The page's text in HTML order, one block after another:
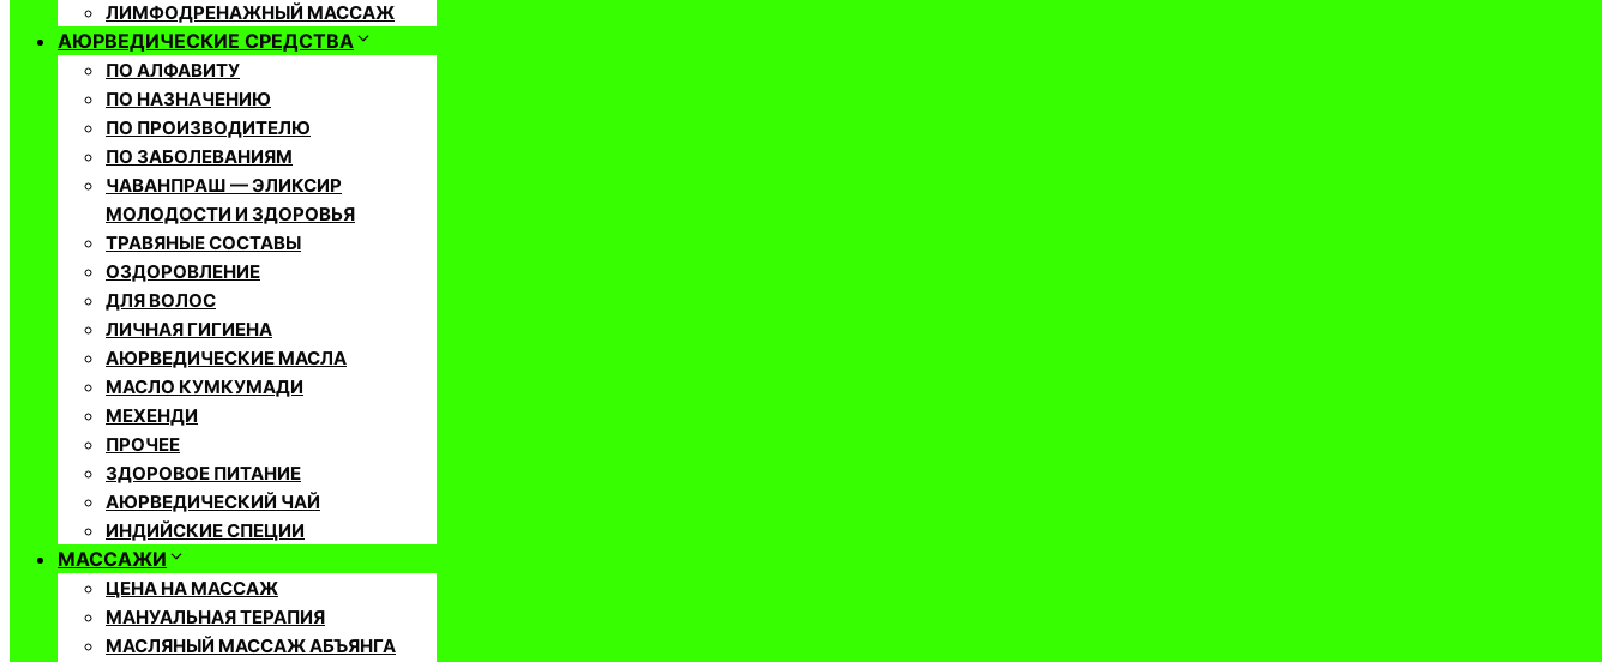
ЛИМФОДРЕНАЖНЫЙ МАССАЖ
АЮРВЕДИЧЕСКИЕ СРЕДСТВА
ПО АЛФАВИТУ
ПО НАЗНАЧЕНИЮ
ПО ПРОИЗВОДИТЕЛЮ
ПО ЗАБОЛЕВАНИЯМ
ЧАВАНПРАШ — ЭЛИКСИР
МОЛОДОСТИ И ЗДОРОВЬЯ
ТРАВЯНЫЕ СОСТАВЫ
ОЗДОРОВЛЕНИЕ
ДЛЯ ВОЛОС
ЛИЧНАЯ ГИГИЕНА
АЮРВЕДИЧЕСКИЕ МАСЛА
МАСЛО КУМКУМАДИ
МЕХЕНДИ
ПРОЧЕЕ
ЗДОРОВОЕ ПИТАНИЕ
АЮРВЕДИЧЕСКИЙ ЧАЙ
ИНДИЙСКИЕ СПЕЦИИ
МАССАЖИ
ЦЕНА НА МАССАЖ
МАНУАЛЬНАЯ ТЕРАПИЯ
МАСЛЯНЫЙ МАССАЖ АБЪЯНГА